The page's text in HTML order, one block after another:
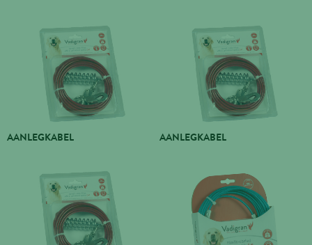
AANLEGKABEL AANLEGKABEL